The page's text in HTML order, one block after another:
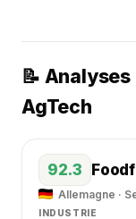
📝
AgTech
92.3
Allemagne ·
INDUSTRIE